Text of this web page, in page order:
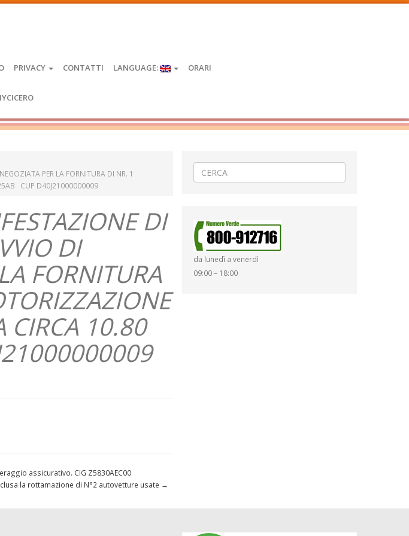
PRIVACY CONTATTI LANGUAGE: ORARI
PER LA FORNITURA DI NR. 1
CUP D40J21000000009
DI
DI
FORNITURA
CIRCA 10.80
assicurativo. CIG Z5830AEC00
la rottamazione di N°2 autovetture usate →
da lunedì a venerdì
09:00 – 18:00